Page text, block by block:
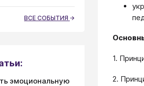
1.
2.
ВСЕ СОБЫТИЯ
эмоциональную